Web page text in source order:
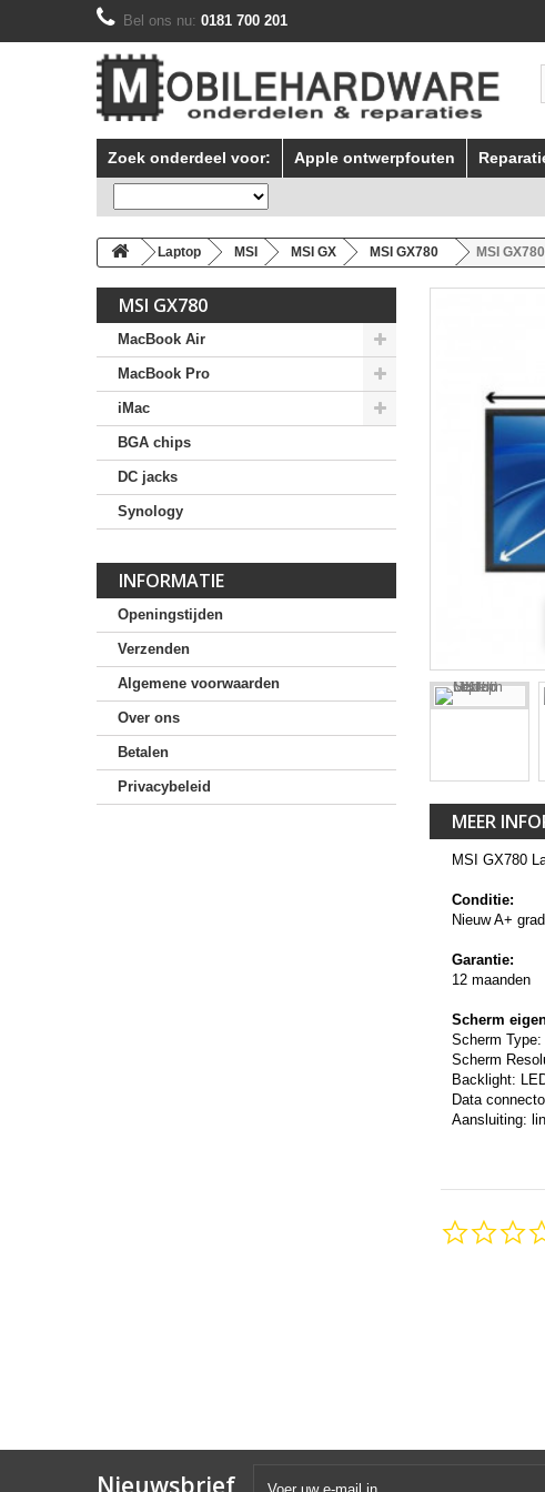
Bel ons nu: 0181 700 201
Zoek onderdeel voor: Apple ontwerpfouten
Laptop MSI MSI GX MSI GX780 MSI
MSI GX780
MacBook Air
MacBook Pro
iMac
BGA chips
DC jacks
Synology
INFORMATIE
Openingstijden
Verzenden
Algemene voorwaarden
Over ons
Betalen
Privacybeleid
MEER
MSI GX780
Conditie:
Nieuw A+
Garantie:
12 maanden
Scherm
Scherm Type:
Scherm
Backlight:
Data
Aansluiting:
Nieuwsbrief